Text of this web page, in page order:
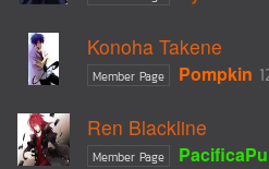
Konoha Takene
Member Page Pompkin
Ren Blackline
Member Page